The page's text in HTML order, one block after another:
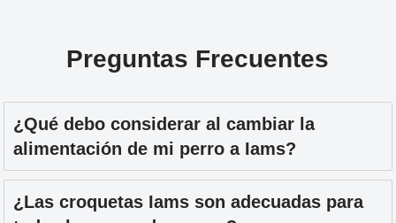
Preguntas Frecuentes
¿Qué debo considerar al cambiar la
alimentación de mi perro a Iams?
¿Las croquetas Iams son adecuadas para